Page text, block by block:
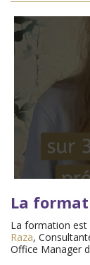
La
La formation est
Raza,
Office Manager